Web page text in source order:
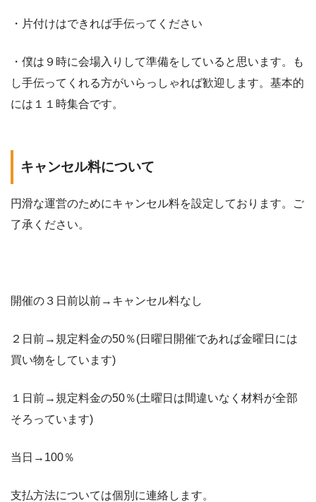
・片付けはできれば手伝ってください
・僕は９時に会場入りして準備をしていると思います。も
し手伝ってくれる方がいらっしゃれば歓迎します。基本的
には１１時集合です。
キャンセル料について
円滑な運営のためにキャンセル料を設定しております。ご
了承ください。
開催の３日前以前→キャンセル料なし
２日前→規定料金の50％(日曜日開催であれば金曜日には
買い物をしています)
１日前→規定料金の50％(土曜日は間違いなく材料が全部
そろっています)
当日→100％
支払方法については個別に連絡します。